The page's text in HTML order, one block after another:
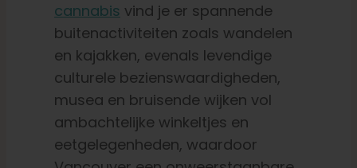
cannabis vind je er spannende
buitenactiviteiten zoals wandelen
en kajakken, evenals levendige
culturele bezienswaardigheden,
musea en bruisende wijken vol
ambachtelijke winkeltjes en
eetgelegenheden, waardoor